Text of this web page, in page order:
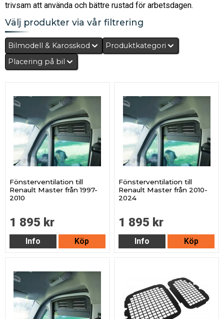
trivsam att använda och bättre rustad för arbetsdagen.
Välj produkter via vår filtrering
Bilmodell & Karosskod
Produktkategori
Placering på bil
Fönsterventilation till
Renault Master från 1997-
2010
1 895 kr
Info Köp
Fönsterventilation till
Renault Master från 2010-
2024
1 895 kr
Info Köp